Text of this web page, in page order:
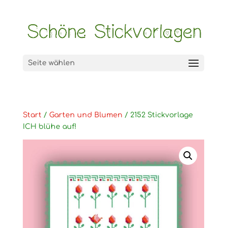
Seite wählen
Start / Garten und Blumen / 2152 Stickvorlage
ICH blühe auf!